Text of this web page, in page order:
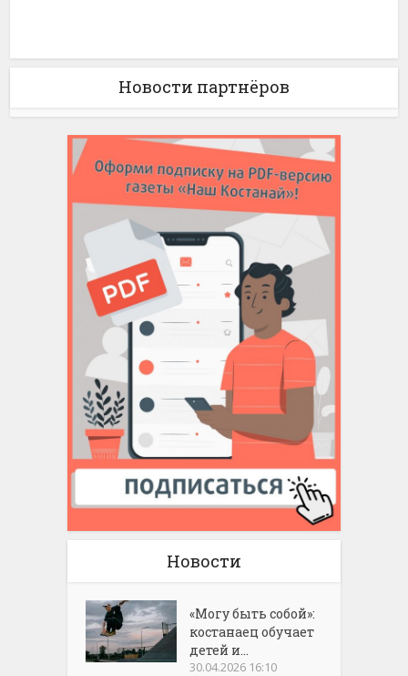
Новости партнёров
Новости
«Могу быть собой»:
костанаец обучает
детей и...
30.04.2026 16:10